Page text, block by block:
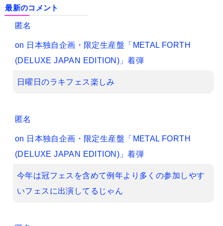
最新のコメント
匿名
on 日本独自企画・限定生産盤「METAL FORTH
(DELUXE JAPAN EDITION)」着弾
日曜日のラキフェス楽しみ
匿名
on 日本独自企画・限定生産盤「METAL FORTH
(DELUXE JAPAN EDITION)」着弾
今年は冠フェスを含めて例年より多くの参加しやす
いフェスに出演してるじゃん